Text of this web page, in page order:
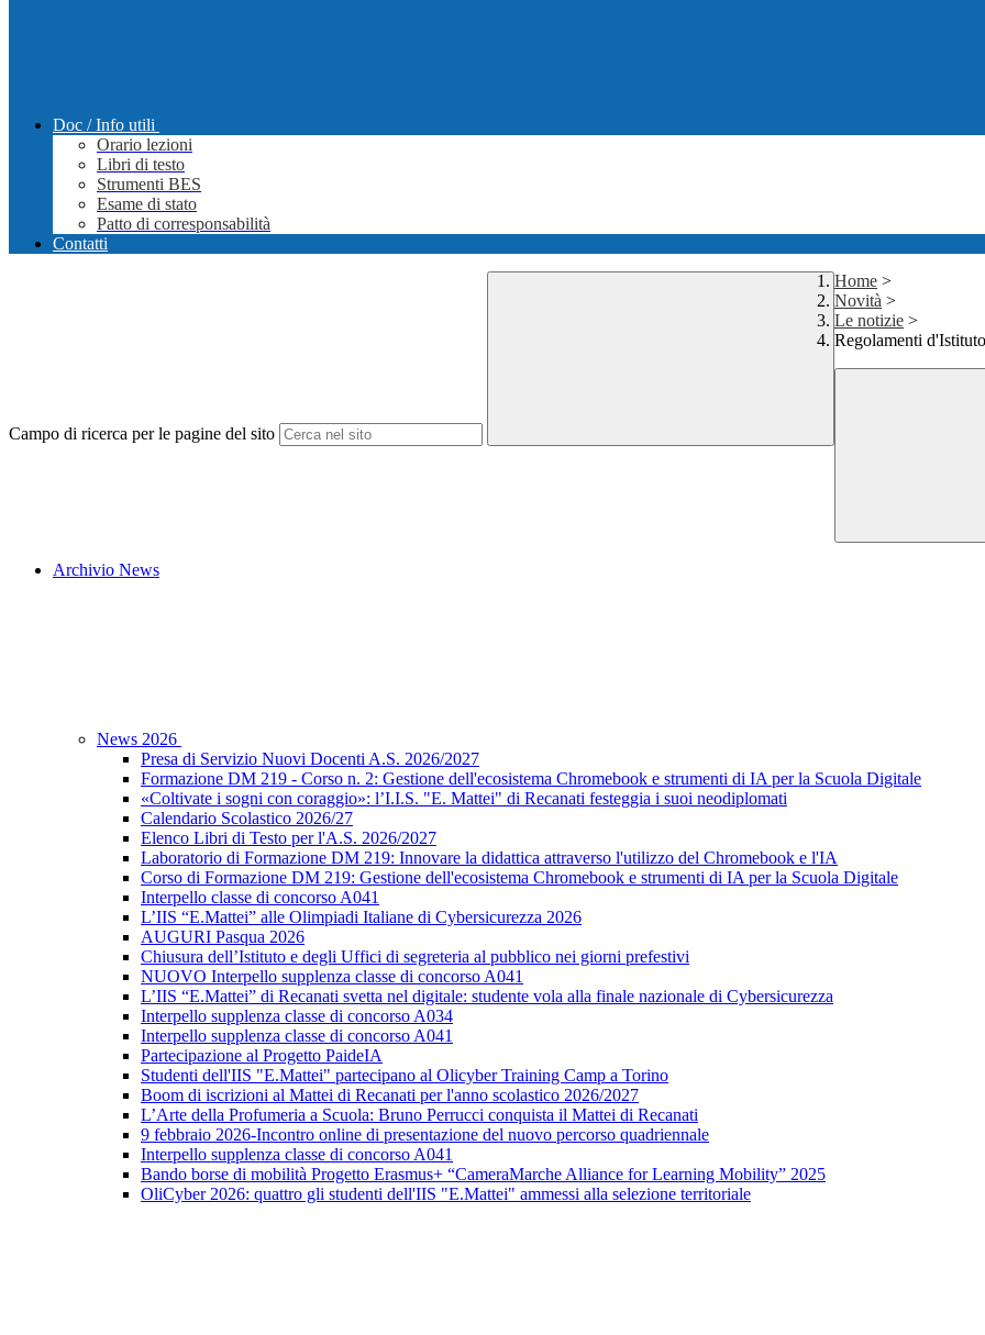
Doc / Info utili
Orario lezioni
Libri di testo
Strumenti BES
Esame di stato
Patto di corresponsabilità
Contatti
Campo di ricerca per le pagine del sito
Home >
Novità >
Le notizie >
Regolamenti d'Istituto
Archivio News
News 2026
Presa di Servizio Nuovi Docenti A.S. 2026/2027
Formazione DM 219 - Corso n. 2: Gestione dell'ecosistema Chromebook e strumenti di IA per la Scuola Digitale
«Coltivate i sogni con coraggio»: l’I.I.S. "E. Mattei" di Recanati festeggia i suoi neodiplomati
Calendario Scolastico 2026/27
Elenco Libri di Testo per l'A.S. 2026/2027
Laboratorio di Formazione DM 219: Innovare la didattica attraverso l'utilizzo del Chromebook e l'IA
Corso di Formazione DM 219: Gestione dell'ecosistema Chromebook e strumenti di IA per la Scuola Digitale
Interpello classe di concorso A041
L’IIS “E.Mattei” alle Olimpiadi Italiane di Cybersicurezza 2026
AUGURI Pasqua 2026
Chiusura dell’Istituto e degli Uffici di segreteria al pubblico nei giorni prefestivi
NUOVO Interpello supplenza classe di concorso A041
L’IIS “E.Mattei” di Recanati svetta nel digitale: studente vola alla finale nazionale di Cybersicurezza
Interpello supplenza classe di concorso A034
Interpello supplenza classe di concorso A041
Partecipazione al Progetto PaideIA
Studenti dell'IIS "E.Mattei" partecipano al Olicyber Training Camp a Torino
Boom di iscrizioni al Mattei di Recanati per l'anno scolastico 2026/2027
L’Arte della Profumeria a Scuola: Bruno Perrucci conquista il Mattei di Recanati
9 febbraio 2026-Incontro online di presentazione del nuovo percorso quadriennale
Interpello supplenza classe di concorso A041
Bando borse di mobilità Progetto Erasmus+ “CameraMarche Alliance for Learning Mobility” 2025
OliCyber 2026: quattro gli studenti dell'IIS "E.Mattei" ammessi alla selezione territoriale